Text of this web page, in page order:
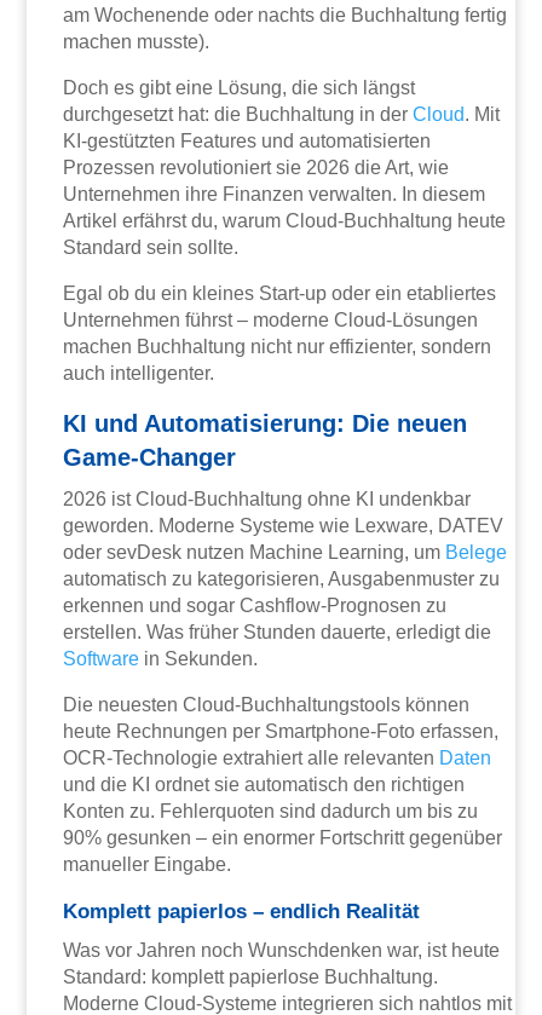
am Wochenende oder nachts die Buchhaltung fertig
machen musste).
Doch es gibt eine Lösung, die sich längst
durchgesetzt hat: die Buchhaltung in derCloud. Mit
KI-gestützten Features und automatisierten
Prozessen revolutioniert sie 2026 die Art, wie
Unternehmen ihre Finanzen verwalten. In diesem
Artikel erfährst du, warum Cloud-Buchhaltung heute
Standard sein sollte.
Egal ob du ein kleines Start-up oder ein etabliertes
Unternehmen führst – moderne Cloud-Lösungen
machen Buchhaltung nicht nur effizienter, sondern
auch intelligenter.
KI und Automatisierung: Die neuen
Game-Changer
2026 ist Cloud-Buchhaltung ohne KI undenkbar
geworden. Moderne Systeme wie Lexware, DATEV
oder sevDesk nutzen Machine Learning, um Belege
automatisch zu kategorisieren, Ausgabenmuster zu
erkennen und sogar Cashflow-Prognosen zu
erstellen. Was früher Stunden dauerte, erledigt die
Software in Sekunden.
Die neuesten Cloud-Buchhaltungstools können
heute Rechnungen per Smartphone-Foto erfassen,
OCR-Technologie extrahiert alle relevanten Daten
und die KI ordnet sie automatisch den richtigen
Konten zu. Fehlerquoten sind dadurch um bis zu
90% gesunken – ein enormer Fortschritt gegenüber
manueller Eingabe.
Komplett papierlos – endlich Realität
Was vor Jahren noch Wunschdenken war, ist heute
Standard: komplett papierlose Buchhaltung.
Moderne Cloud-Systeme integrieren sich nahtlos mit